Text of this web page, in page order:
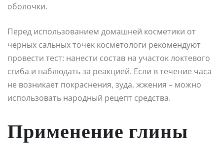
оболочки.
Перед использованием домашней косметики от
черных сальных точек косметологи рекомендуют
провести тест: нанести состав на участок локтевого
сгиба и наблюдать за реакцией. Если в течение часа
не возникает покраснения, зуда, жжения – можно
использовать народный рецепт средства.
Применение глины